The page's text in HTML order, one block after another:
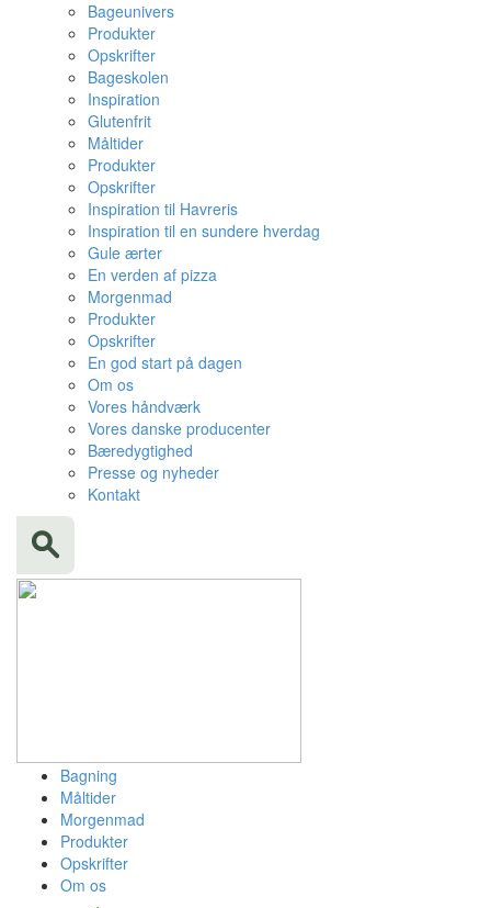
Bageunivers
Produkter
Opskrifter
Bageskolen
Inspiration
Glutenfrit
Måltider
Produkter
Opskrifter
Inspiration til Havreris
Inspiration til en sundere hverdag
Gule ærter
En verden af pizza
Morgenmad
Produkter
Opskrifter
En god start på dagen
Om os
Vores håndværk
Vores danske producenter
Bæredygtighed
Presse og nyheder
Kontakt
Bagning
Måltider
Morgenmad
Produkter
Opskrifter
Om os